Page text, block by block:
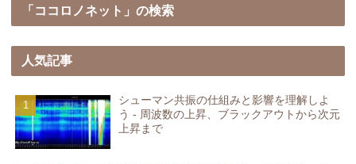
「ココロノネット」の検索
人気記事
シューマン共振の仕組みと影響を理解しよ
う - 周波数の上昇、ブラックアウトから次元
上昇まで